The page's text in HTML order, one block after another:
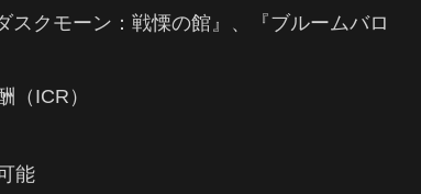
スクモーン：戦慄の館』、『ブルームバロ
（ICR）
能